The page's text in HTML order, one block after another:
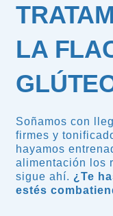
LA
Soñamos con
firmes y
hayamos
alimentación los
sigue ahí. ¿Te
estés